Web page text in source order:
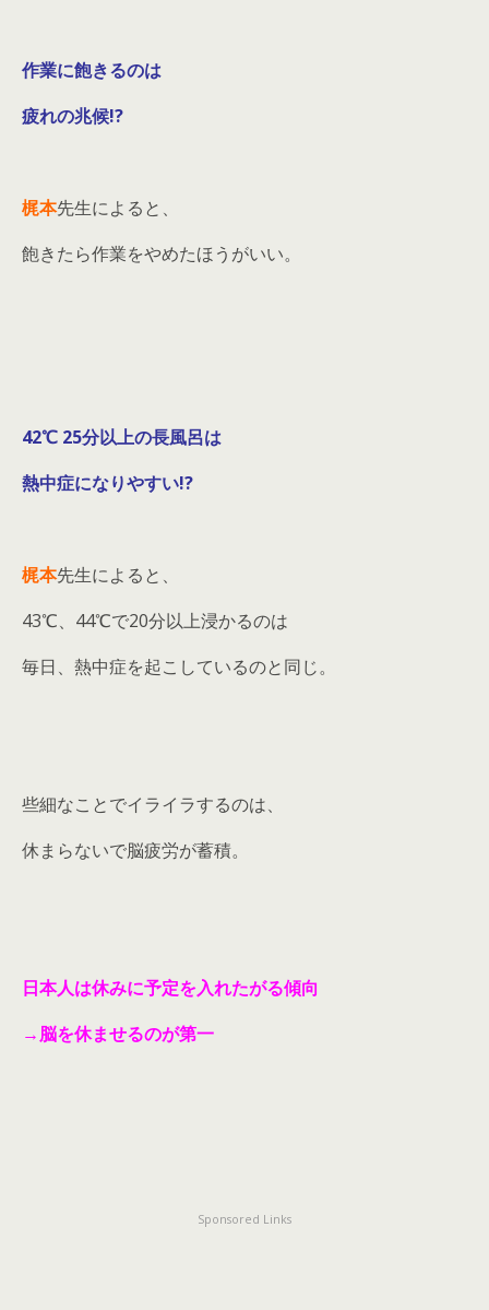
作業に飽きるのは
疲れの兆候!?
梶本先生によると、
飽きたら作業をやめたほうがいい。
42℃ 25分以上の長風呂は
熱中症になりやすい!?
梶本先生によると、
43℃、44℃で20分以上浸かるのは
毎日、熱中症を起こしているのと同じ。
些細なことでイライラするのは、
休まらないで脳疲労が蓄積。
日本人は休みに予定を入れたがる傾向
→脳を休ませるのが第一
Sponsored Links